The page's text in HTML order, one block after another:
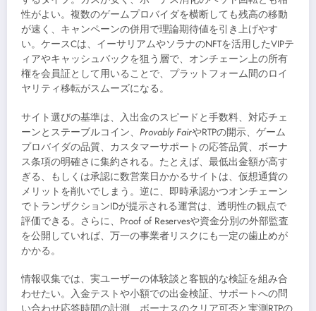
性がよい。複数のゲームプロバイダを横断しても残高の移動
が速く、キャンペーンの併用で理論期待値を引き上げやす
い。ケースCは、イーサリアムやソラナのNFTを活用したVIPテ
ィアやキャッシュバックを狙う層で、オンチェーン上の所有
権を会員証として用いることで、プラットフォーム間のロイ
ヤリティ移転がスムーズになる。
サイト選びの基準は、入出金のスピードと手数料、対応チェ
ーンとステーブルコイン、 Provably FairやRTPの開示、ゲーム
プロバイダの品質、カスタマーサポートの応答品質、ボーナ
ス条項の明確さに集約される。たとえば、最低出金額が高す
ぎる、もしくは承認に数営業日かかるサイトは、仮想通貨の
メリットを削いでしまう。逆に、即時承認かつオンチェーン
でトランザクションIDが提示される運営は、透明性の観点で
評価できる。さらに、Proof of Reservesや資金分別の外部監査
を公開していれば、万一の事業者リスクにも一定の歯止めが
かかる。
情報収集では、実ユーザーの体験談と客観的な検証を組み合
わせたい。入金テストや小額での出金検証、サポートへの問